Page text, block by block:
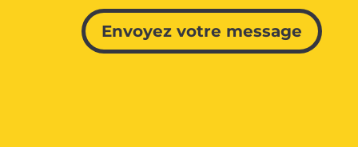
Envoyez votre message